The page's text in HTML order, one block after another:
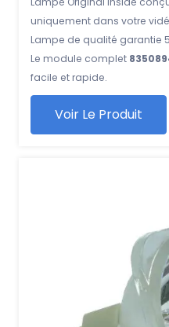
uniquement dans votre
Lampe de qualité garantie
Le module complet
facile et rapide.
Voir Le Produit